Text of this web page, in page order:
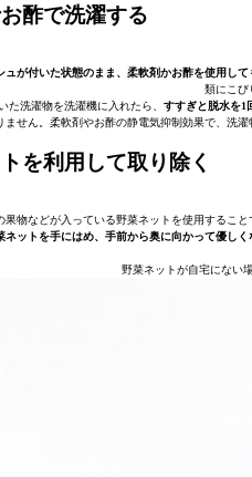
酢で洗濯する
ュが付いた状態のまま、柔軟剤かお酢を使用して
類にこび
た洗濯物を洗濯機に入れたら、 すすぎと脱水を1
ません。柔軟剤やお酢の静電気抑制効果で、洗
を利用して取り除く
果物などが入っている野菜ネットを使用するこ
ネットを手にはめ、手前から奥に向かって優しく
野菜ネットが自宅にない